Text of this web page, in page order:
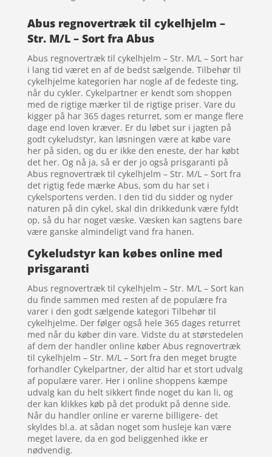
Abus regnovertræk til cykelhjelm –
Str. M/L – Sort fra Abus
Abus regnovertræk til cykelhjelm – Str. M/L – Sort har
i lang tid været en af de bedst sælgende. Tilbehør til
cykelhjelme kategorien har nogle af de fedeste ting,
når du cykler. Cykelpartner er kendt som shoppen
med de rigtige mærker til de rigtige priser. Vare du
kigger på har 365 dages returret, som er mange flere
dage end loven kræver. Er du løbet sur i jagten på
godt cykeludstyr, kan løsningen være at købe vare
her på siden, og du er ikke den eneste, der har købt
det her. Og nå ja, så er der jo også prisgaranti på
Abus regnovertræk til cykelhjelm – Str. M/L – Sort fra
det rigtig fede mærke Abus, som du har set i
cykelsportens verden. I den tid du sidder og nyder
naturen på din cykel, skal din drikkedunk være fyldt
op, så du har noget væske. Væsken kan sagtens bare
være ganske almindeligt vand fra hanen.
Cykeludstyr kan købes online med
prisgaranti
Abus regnovertræk til cykelhjelm – Str. M/L – Sort kan
du finde sammen med resten af de populære fra
varer i den godt sælgende kategori Tilbehør til
cykelhjelme. Der følger også hele 365 dages returret
med når du køber din vare. Vidste du at størstedelen
af dem der handler online køber Abus regnovertræk
til cykelhjelm – Str. M/L – Sort fra den meget brugte
forhandler Cykelpartner, der altid har et stort udvalg
af populære varer. Her i online shoppens kæmpe
udvalg kan du helt sikkert finde noget du kan li, og
der kan klikkes køb på det produkt på denne side.
Når du handler online er varerne billigere- det
skyldes bl.a. at sådan noget som husleje kan være
meget lavere, da en god beliggenhed ikke er
nødvendig.